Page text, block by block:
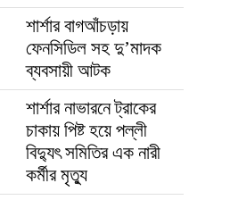
শার্শার বাগআঁচড়ায়
ফেনসিডিল সহ দু’মাদক
ব্যবসায়ী আটক
শার্শার নাভারনে ট্রাকের
চাকায় পিষ্ট হয়ে পল্লী
বিদ্যুৎ সমিতির এক নারী
কর্মীর মৃত্যু